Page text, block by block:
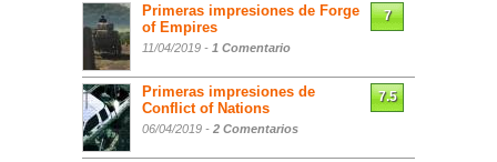
Primeras impresiones de Forge
of Empires
11/04/2019 - 1 Comentario
7
Primeras impresiones de
Conflict of Nations
06/04/2019 - 2 Comentarios
7.5